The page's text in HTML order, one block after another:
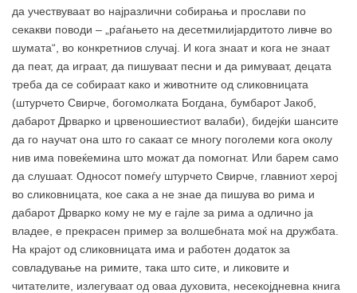
да учествуваат во најразлични собирања и прослави по
секакви поводи – „раѓањето на десетмилијардитото ливче во
шумата“, во конкретниов случај. И кога знаат и кога не знаат
да пеат, да играат, да пишуваат песни и да римуваат, децата
треба да се собираат како и животните од сликовницата
(штурчето Свирче, богомолката Богдана, бумбарот Јакоб,
дабарот Дрварко и црвеношиестиот валаби), бидејќи шансите
да го научат она што го сакаат се многу поголеми кога околу
нив има повеќемина што можат да помогнат. Или барем само
да слушаат. Односот помеѓу штурчето Свирче, главниот херој
во сликовницата, кое сака а не знае да пишува во рима и
дабарот Дрварко кому не му е гајле за рима а одлично ја
владее, е прекрасен пример за волшебната моќ на дружбата.
На крајот од сликовницата има и работен додаток за
совладување на римите, така што сите, и ликовите и
читателите, излегуваат од оваа духовита, несекојдневна книга